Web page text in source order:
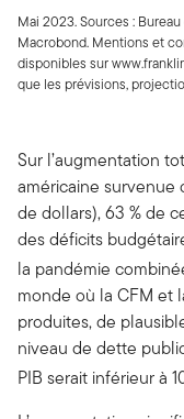
Mai 2023. Sources :
Macrobond. Mentions et
disponibles sur
que les prévisions,
Sur l’augmentation
américaine survenue
de dollars), 63 % de
des déficits
la pandémie
monde où la CFM et
produites, de
niveau de dette
PIB serait inférieur à